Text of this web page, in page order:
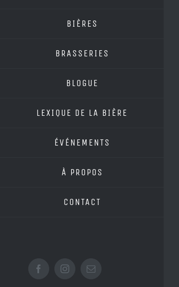
BIÈRES
BRASSERIES
BLOGUE
LEXIQUE DE LA BIÈRE
ÉVÉNEMENTS
À PROPOS
CONTACT
FacebookInstagramEmail